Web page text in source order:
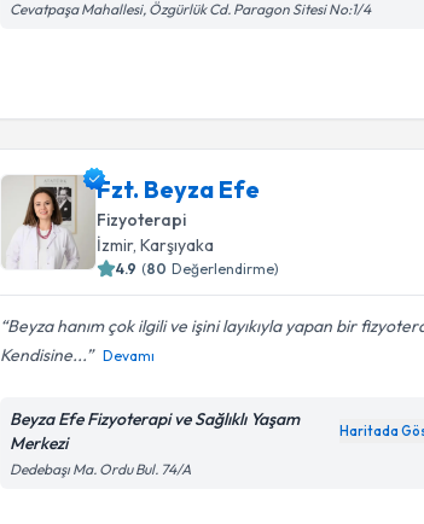
Cevatpaşa Mahallesi, Özgürlük Cd. Paragon Sitesi No:1/4
Fzt. Beyza Efe
Fizyoterapi
İzmir, Karşıyaka
4.9 (80 Değerlendirme)
Beyza hanım çok ilgili ve işini layıkıyla yapan bir
Kendisine...
Devamı
Beyza Efe Fizyoterapi ve Sağlıklı Yaşam
Merkezi
Haritada
Dedebaşı Ma. Ordu Bul. 74/A